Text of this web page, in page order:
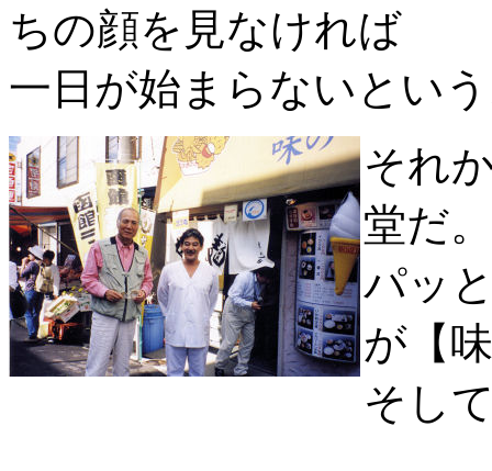
ちの顔を見なければ
一日が始まらないとい
それ
堂だ。
パッ
が【
そし